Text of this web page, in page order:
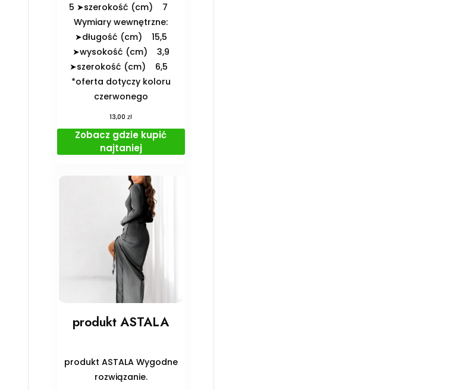
5 ➤szerokość (cm) 7
️Wymiary wewnętrzne:
➤długość (cm) 15,5
➤wysokość (cm) 3,9
➤szerokość (cm) 6,5
*oferta dotyczy koloru
czerwonego
13,00zł
Zobacz gdzie kupić
najtaniej
produkt ASTALA
produkt ASTALA Wygodne
rozwiązanie.